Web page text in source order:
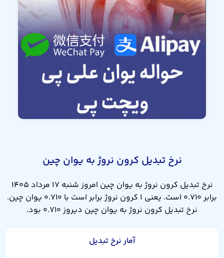
نرخ تبدیل کرون نروژ به یوان چین
نرخ تبدیل کرون نروژ به یوان چین امروز شنبه ۱۷ مرداد ۱۴۰۵
برابر ۰.۷۱۰ است. یعنی ۱ کرون نروژ برابر است با ۰.۷۱۰ یوان چین.
نرخ تبدیل کرون نروژ به یوان چین دیروز ۰.۷۱۰ بود.
آمار نرخ تبدیل